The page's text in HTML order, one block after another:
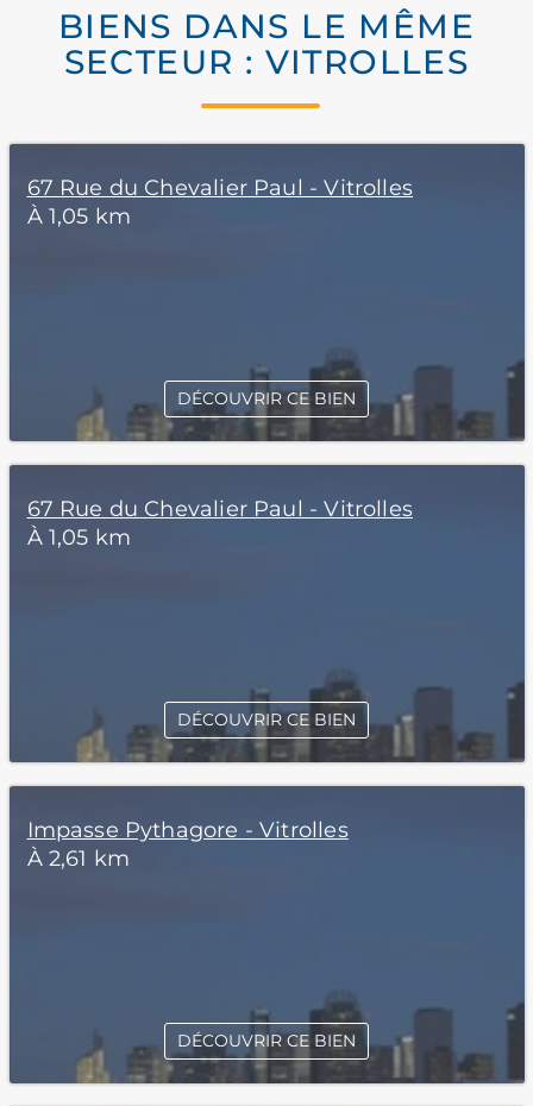
BIENS DANS LE MÊME
SECTEUR : VITROLLES
67 Rue du Chevalier Paul - Vitrolles
À 1,05 km
DÉCOUVRIR CE BIEN
67 Rue du Chevalier Paul - Vitrolles
À 1,05 km
DÉCOUVRIR CE BIEN
Impasse Pythagore - Vitrolles
À 2,61 km
DÉCOUVRIR CE BIEN